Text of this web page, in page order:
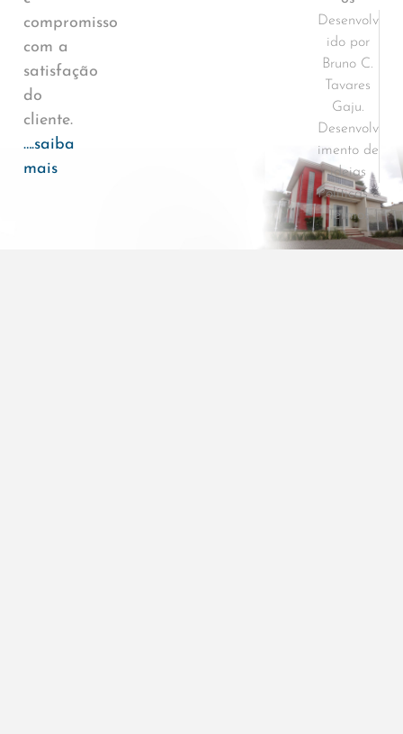
compromisso
com a
satisfação
do
cliente.
….saiba
mais
Desenvolv
ido por
Bruno C.
Tavares
Gaju.
Desenvolv
imento de
ideias
Políticas e
Termos